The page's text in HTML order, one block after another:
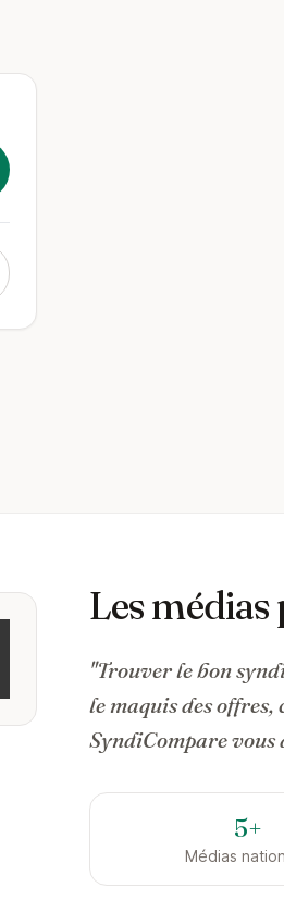
Les
"Trouver le bon
le maquis des
SyndiCompare vous
5+
Médias